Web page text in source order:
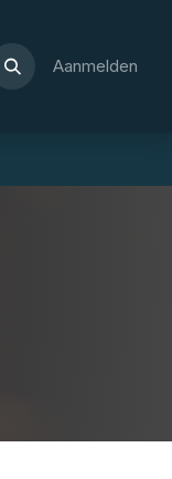
Aanmelden